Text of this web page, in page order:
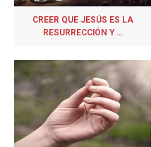
CREER QUE JESÚS ES LA
RESURRECCIÓN Y ...